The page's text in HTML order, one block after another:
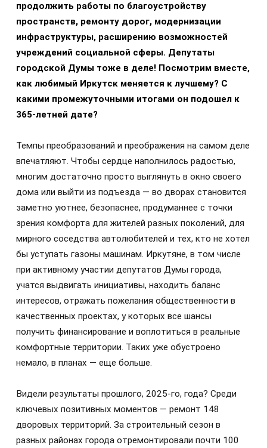
продолжить работы по благоустройству
пространств, ремонту дорог, модернизации
инфраструктуры, расширению возможностей
учреждений социальной сферы. Депутаты
городской Думы тоже в деле! Посмотрим вместе,
как любимый Иркутск меняется к лучшему? С
какими промежуточными итогами он подошел к
365-летней дате?
Темпы преобразований и преображения на самом деле
впечатляют. Чтобы сердце наполнилось радостью,
многим достаточно просто выглянуть в окно своего
дома или выйти из подъезда — во дворах становится
заметно уютнее, безопаснее, продуманнее с точки
зрения комфорта для жителей разных поколений, для
мирного соседства автолюбителей и тех, кто не хотел
бы уступать газоны машинам. Иркутяне, в том числе
при активному участии депутатов Думы города,
учатся выдвигать инициативы, находить баланс
интересов, отражать пожелания общественности в
качественных проектах, у которых все шансы
получить финансирование и воплотиться в реальные
комфортные территории. Таких уже обустроено
немало, в планах — еще больше.
Видели результаты прошлого, 2025-го, года? Среди
ключевых позитивных моментов — ремонт 148
дворовых территорий. За строительный сезон в
разных районах города отремонтировали почти 100